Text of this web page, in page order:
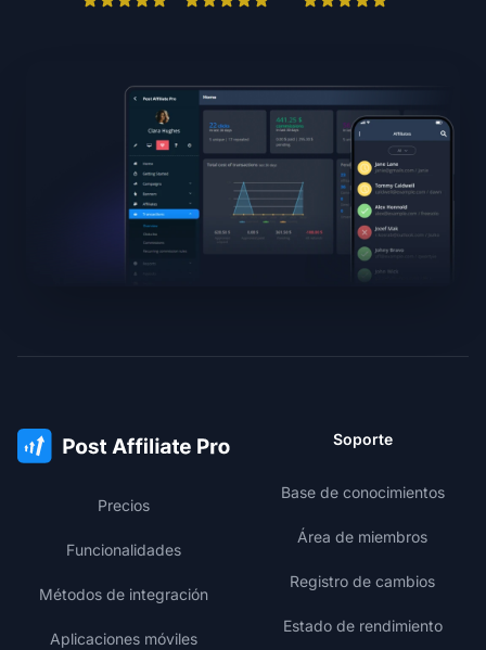
Precios
Funcionalidades
Métodos de integración
Aplicaciones móviles
Soporte
Base de conocimientos
Área de miembros
Registro de cambios
Estado de rendimiento